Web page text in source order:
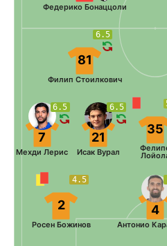
Федерико Бонаццоли
4.5
2
Росен Божинов
4
Антонио
6.5
7
Мехди Лерис
6.5
21
Исак Вурал
35
6.5
81
Филип Стоилкович